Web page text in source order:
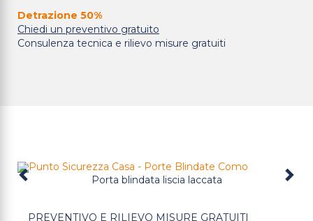
Detrazione 50%
Chiedi un preventivo gratuito
Consulenza tecnica e rilievo misure gratuiti
Porta blindata liscia laccata
Previous
PREVENTIVO E RILIEVO MISURE GRATUITI